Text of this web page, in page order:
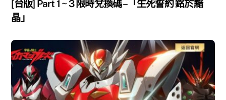
[台版] Part 1 ~ 3 限時兌換碼 –「生死誓約 銘於黯
晶」